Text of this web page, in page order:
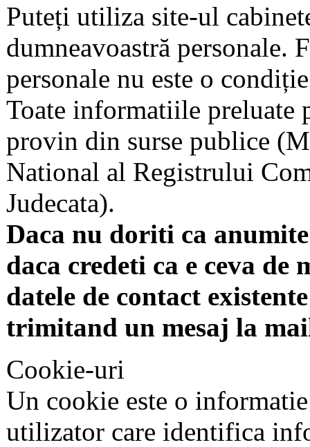
Puteți utiliza site-ul
dumneavoastră personale.
personale nu este o
Toate informatiile preluate
provin din surse publice
National al Registrului
Judecata).
Daca nu doriti ca
daca credeti ca e ceva
datele de contact
trimitand un mesaj la
Cookie-uri
Un cookie este o
utilizator care identifica